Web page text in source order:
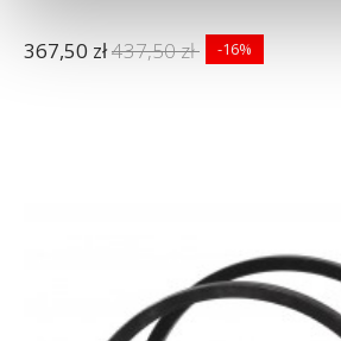
367,50 zł437,50 zł -16%